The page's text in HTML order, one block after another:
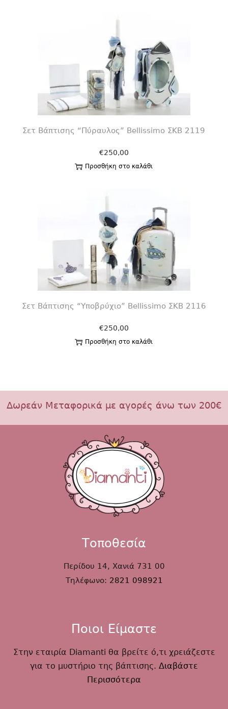
Σετ Βάπτισης “Πύραυλος” Bellissimo ΣΚΒ 2119
€250,00
Προσθήκη στο καλάθι
Σετ Βάπτισης “Υποβρύχιο” Bellissimo ΣΚΒ 2116
€250,00
Προσθήκη στο καλάθι
Δωρεάν Μεταφορικά με αγορές άνω των 200€
Τοποθεσία
Περίδου 14, Χανιά 731 00
Τηλέφωνο: 2821 098921
Ποιοι Είμαστε
Στην εταιρία Diamanti θα βρείτε ό,τι χρειάζεστε
για το μυστήριο της βάπτισης. Διαβάστε
Περισσότερα